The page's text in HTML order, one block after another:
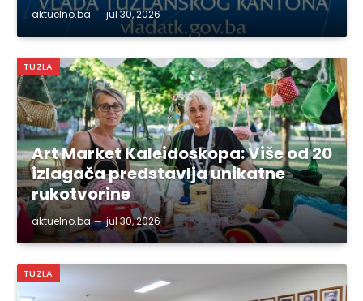
aktuelno.ba jul 30, 2026
TUZLA
Art Market Kaleidoskopa: Više od 20
izlagača predstavlja unikatne
rukotvorine
aktuelno.ba jul 30, 2026
TUZLA